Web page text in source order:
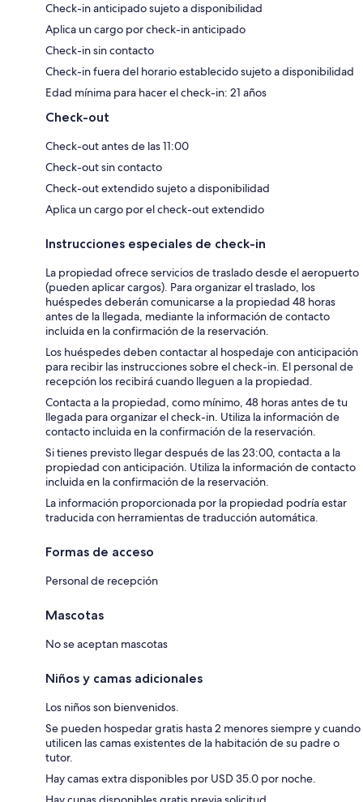
Check-in anticipado sujeto a disponibilidad
Aplica un cargo por check-in anticipado
Check-in sin contacto
Check-in fuera del horario establecido sujeto a disponibilidad
Edad mínima para hacer el check-in: 21 años
Check-out
Check-out antes de las 11:00
Check-out sin contacto
Check-out extendido sujeto a disponibilidad
Aplica un cargo por el check-out extendido
Instrucciones especiales de check-in
La propiedad ofrece servicios de traslado desde el aeropuerto
(pueden aplicar cargos). Para organizar el traslado, los
huéspedes deberán comunicarse a la propiedad 48 horas
antes de la llegada, mediante la información de contacto
incluida en la confirmación de la reservación.
Los huéspedes deben contactar al hospedaje con anticipación
para recibir las instrucciones sobre el check-in. El personal de
recepción los recibirá cuando lleguen a la propiedad.
Contacta a la propiedad, como mínimo, 48 horas antes de tu
llegada para organizar el check-in. Utiliza la información de
contacto incluida en la confirmación de la reservación.
Si tienes previsto llegar después de las 23:00, contacta a la
propiedad con anticipación. Utiliza la información de contacto
incluida en la confirmación de la reservación.
La información proporcionada por la propiedad podría estar
traducida con herramientas de traducción automática.
Formas de acceso
Personal de recepción
Mascotas
No se aceptan mascotas
Niños y camas adicionales
Los niños son bienvenidos.
Se pueden hospedar gratis hasta 2 menores siempre y cuando
utilicen las camas existentes de la habitación de su padre o
tutor.
Hay camas extra disponibles por USD 35.0 por noche.